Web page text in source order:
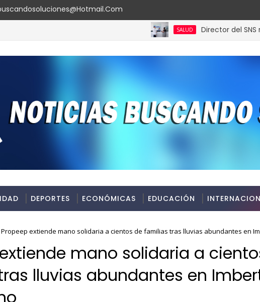
SALUD Director del SNS
DEPORTES ECONÓMICAS EDUCACIÓN
Propeep extiende mano solidaria a cientos de familias tras lluvias abundantes en
mano solidaria a
lluvias abundantes en